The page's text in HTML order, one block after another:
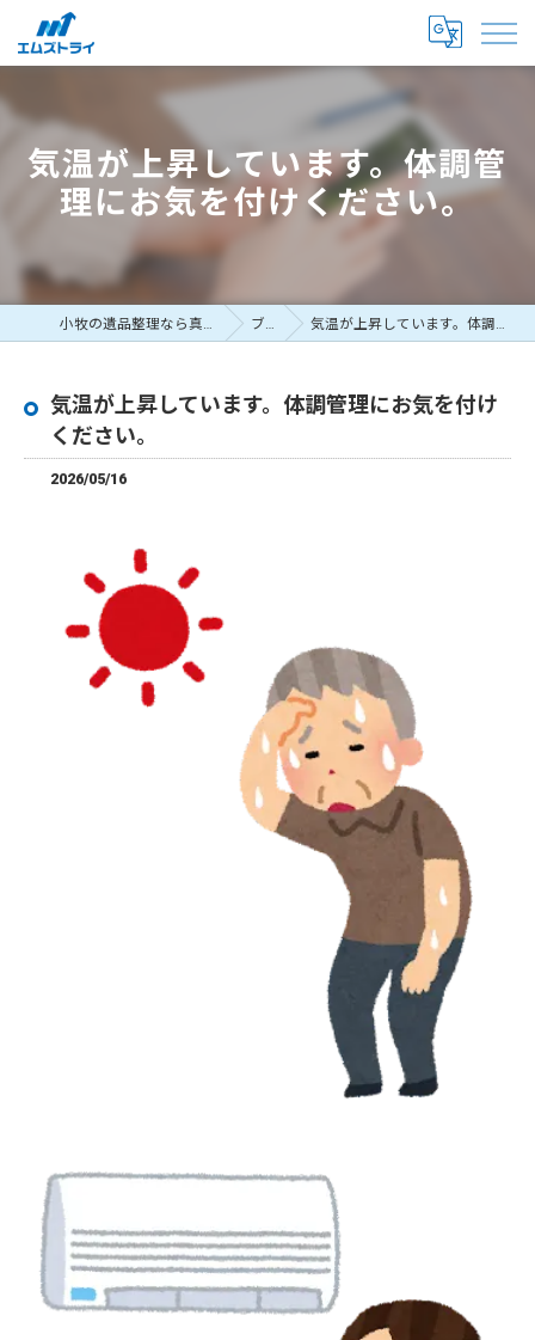
気温が上昇しています。体調管
理にお気を付けください。
小牧の遺品整理なら真心尽くすエムズトライ ブログ 気温が上昇しています。体調管理にお気を付けください。
気温が上昇しています。体調管理にお気を付け
ください。
2026/05/16